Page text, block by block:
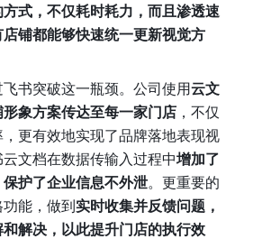
方式，不仅耗时耗力，而且渗透速
铺都能够快速统一更新视觉方
书突破这一瓶颈。公司使用云文
象方案传达至每一家门店 ，不仅
更有效地实现了品牌落地表现视
文档在数据传输入过程中增加了
护了企业信息不外泄。更重要的
能，做到实时收集并反馈问题，
解决，以此提升门店的执行效